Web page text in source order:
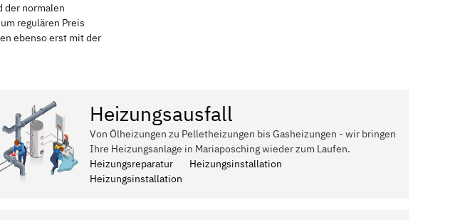
der normalen
regulären Preis
ebenso erst mit der
Heizungsausfall
Von Ölheizungen zu Pelletheizungen bis Gasheizungen - wir bringen
Ihre Heizungsanlage in Mariaposching wieder zum Laufen.
Heizungsreparatur
Heizungsinstallation
Heizungsinstallation